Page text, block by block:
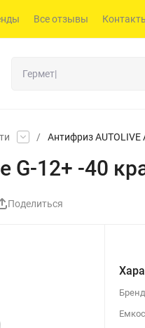
Все отзывы
/ Антифриз AUTOLIVE
G-12+ -40
Поделиться